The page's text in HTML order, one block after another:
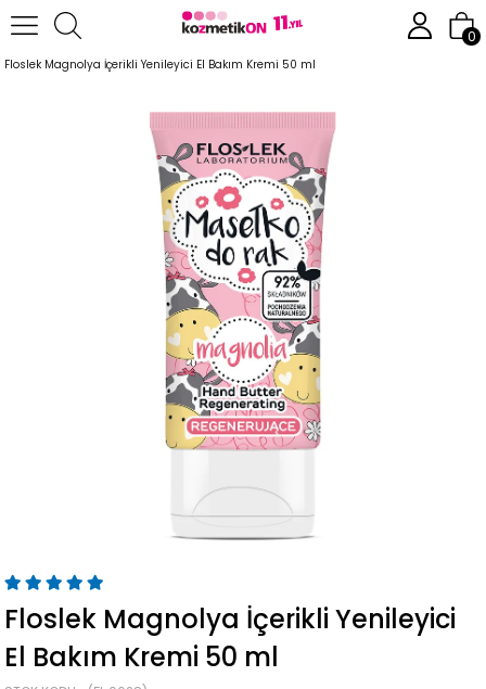
0
Anasayfa Vücut Bakım Ürünleri El Ayak Bakım Ürünleri
Floslek Magnolya İçerikli Yenileyici El Bakım Kremi 50 ml
Floslek Magnolya İçerikli Yenileyici
El Bakım Kremi 50 ml